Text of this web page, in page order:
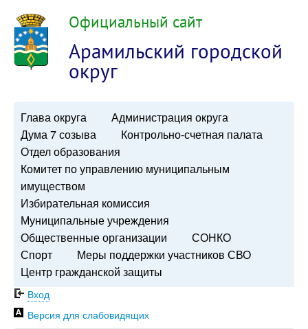
Официальный сайт
Арамильский городской
округ
Глава округа
Администрация округа
Дума 7 созыва
Контрольно-счетная палата
Отдел образования
Комитет по управлению муниципальным
имуществом
Избирательная комиссия
Муниципальные учреждения
Общественные организации
СОНКО
Спорт
Меры поддержки участников СВО
Центр гражданской защиты
Вход
Версия для слабовидящих